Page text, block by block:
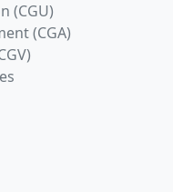
(CGU)
(CGA)